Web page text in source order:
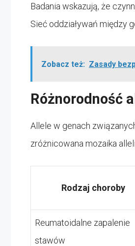
Badania wskazują, że
Sieć oddziaływań między
Zobacz też: Zasady
Różnorodność
Allele w genach
zróżnicowana mozaika
Rodzaj choroby
Reumatoidalne zapalenie
stawów